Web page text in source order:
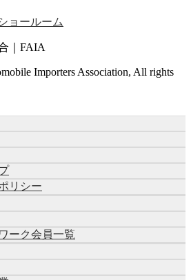
ョールーム
｜FAIA
Importers Association, All rights
リシー
ーク会員一覧